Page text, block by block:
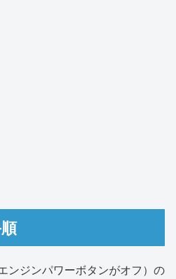
ンジンパワーボタンがオフ）の